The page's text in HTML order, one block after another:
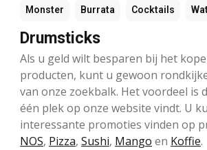
Monster Burrata Cocktails
Drumsticks
Als u geld wilt besparen bij het
producten, kunt u gewoon
van onze zoekbalk. Het voordeel is
één plek op onze website vindt. U
interessante promoties vinden op
NOS, Pizza, Sushi, Mango en Koffie.